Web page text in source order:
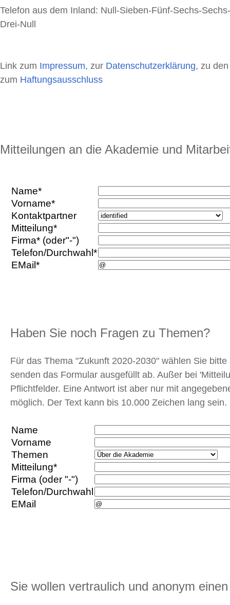
Telefon aus dem Inland: Null-Sieben-Fünf-Sechs-
Drei-Null
Link zum Impressum, zur Datenschutzerklärung, zu
zum Haftungsausschluss
Mitteilungen an die Akademie und
Name*
Vorname*
Kontaktpartner
Mitteilung*
Firma* (oder"-")
Telefon/Durchwahl*
EMail*
Haben Sie noch Fragen zu Themen?
Für das Thema "Zukunft 2020-2030" wählen Sie
senden das Formular ausgefüllt ab. Außer bei
Pflichtfelder. Eine Antwort ist aber nur mit
möglich. Der Text kann bis 10.000 Zeichen lang sein.
Name
Vorname
Themen
Mitteilung*
Firma (oder "-")
Telefon/Durchwahl
EMail
Sie wollen vertraulich und anonym